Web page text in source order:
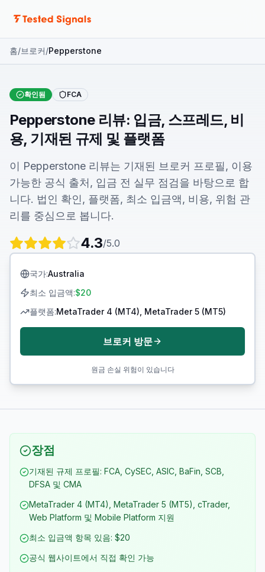
홈/브로커/Pepperstone
확인됨 FCA
Pepperstone 리뷰: 입금, 스프레드, 비
용, 기재된 규제 및 플랫폼
이 Pepperstone 리뷰는 기재된 브로커 프로필, 이용
가능한 공식 출처, 입금 전 실무 점검을 바탕으로 합
니다. 법인 확인, 플랫폼, 최소 입금액, 비용, 위험 관
리를 중심으로 봅니다.
4.3/5.0
국가:Australia
최소 입금액:$20
플랫폼:MetaTrader 4 (MT4), MetaTrader 5 (MT5)
브로커 방문
원금 손실 위험이 있습니다
장점
기재된 규제 프로필: FCA, CySEC, ASIC, BaFin, SCB,
DFSA 및 CMA
MetaTrader 4 (MT4), MetaTrader 5 (MT5), cTrader,
Web Platform 및 Mobile Platform 지원
최소 입금액 항목 있음: $20
공식 웹사이트에서 직접 확인 가능